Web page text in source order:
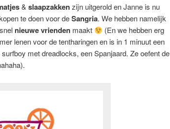
&slaapzakkenzijn uitgerold en Janne is nu
te doen voor deSangria. We hebben namelijk
nieuwe vrienden maakt
(En we hebben erg
lenen voor de tentharingen en is in 1 minuut een
met dreadlocks, een Spanjaard. Ze oefent de